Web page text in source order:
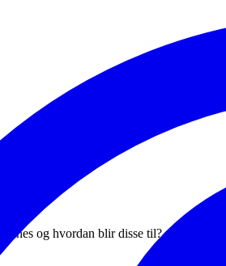
og hvordan blir disse til?